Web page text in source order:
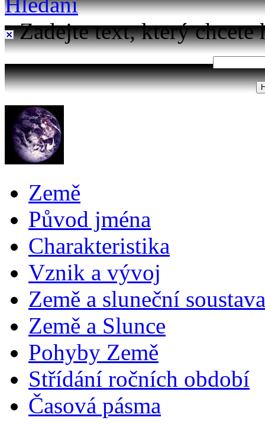
Zadejte text, který chcete
Země
Původ jména
Charakteristika
Vznik a vývoj
Země a sluneční soustava
Země a Slunce
Pohyby Země
Střídání ročních období
Časová pásma